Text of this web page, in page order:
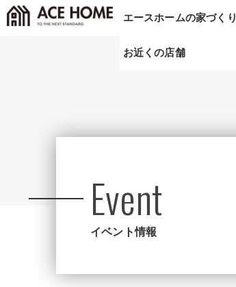
エースホームの家づくり
お近くの店舗
Event
イベント情報